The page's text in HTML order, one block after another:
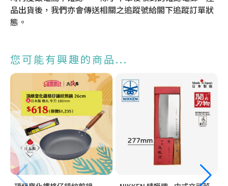
品出貨後，我們亦會傳送相關之追蹤號給閣下追蹤訂單狀
態。
您可能有興趣的商品...